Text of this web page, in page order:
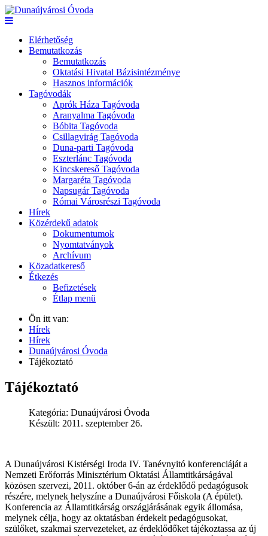
Elérhetőség
Bemutatkozás
Bemutatkozás
Oktatási Hivatal Bázisintézménye
Hasznos információk
Tagóvodák
Aprók Háza Tagóvoda
Aranyalma Tagóvoda
Bóbita Tagóvoda
Csillagvirág Tagóvoda
Duna-parti Tagóvoda
Eszterlánc Tagóvoda
Kincskereső Tagóvoda
Margaréta Tagóvoda
Napsugár Tagóvoda
Római Városrészi Tagóvoda
Hírek
Közérdekű adatok
Dokumentumok
Nyomtatványok
Archívum
Közadatkereső
Étkezés
Befizetések
Étlap menü
Ön itt van:
Hírek
Hírek
Dunaújvárosi Óvoda
Tájékoztató
Tájékoztató
Kategória: Dunaújvárosi Óvoda
Készült: 2011. szeptember 26.
A Dunaújvárosi Kistérségi Iroda IV. Tanévnyitó konferenciáját a
Nemzeti Erőforrás Minisztérium Oktatási Államtitkárságával
közösen szervezi, 2011. október 6-án az érdeklődő pedagógusok
részére, melynek helyszíne a Dunaújvárosi Főiskola (A épület).
Konferencia az Államtitkárság országjárásának egyik állomása,
melynek célja, hogy az oktatásban érdekelt pedagógusokat,
szülőket, szakmai szervezeteket, az érdeklődőket tájékoztassa az új